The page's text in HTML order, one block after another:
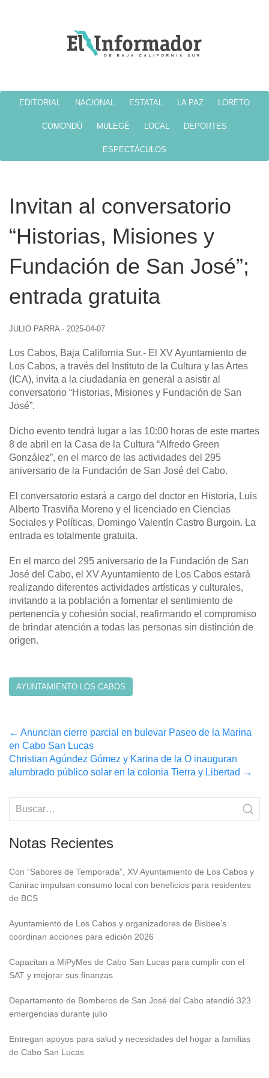
EDITORIAL NACIONAL ESTATAL LA PAZ LORETO
COMONDÚ MULEGÉ LOCAL DEPORTES
ESPECTÁCULOS
Invitan al conversatorio
“Historias, Misiones y
Fundación de San José”;
entrada gratuita
JULIO PARRA · 2025-04-07
Los Cabos, Baja California Sur.- El XV Ayuntamiento de
Los Cabos, a través del Instituto de la Cultura y las Artes
(ICA), invita a la ciudadanía en general a asistir al
conversatorio “Historias, Misiones y Fundación de San
José”.
Dicho evento tendrá lugar a las 10:00 horas de este martes
8 de abril en la Casa de la Cultura “Alfredo Green
González”, en el marco de las actividades del 295
aniversario de la Fundación de San José del Cabo.
El conversatorio estará a cargo del doctor en Historia, Luis
Alberto Trasviña Moreno y el licenciado en Ciencias
Sociales y Políticas, Domingo Valentín Castro Burgoin. La
entrada es totalmente gratuita.
En el marco del 295 aniversario de la Fundación de San
José del Cabo, el XV Ayuntamiento de Los Cabos estará
realizando diferentes actividades artísticas y culturales,
invitando a la población a fomentar el sentimiento de
pertenencia y cohesión social, reafirmando el compromiso
de brindar atención a todas las personas sin distinción de
origen.
AYUNTAMIENTO LOS CABOS
Post
navigation
← Anuncian cierre parcial en bulevar Paseo de la Marina
en Cabo San Lucas
Christian Agúndez Gómez y Karina de la O inauguran
alumbrado público solar en la colonia Tierra y Libertad →
Notas Recientes
Con “Sabores de Temporada”, XV Ayuntamiento de Los Cabos y
Canirac impulsan consumo local con beneficios para residentes
de BCS
Ayuntamiento de Los Cabos y organizadores de Bisbee’s
coordinan acciones para edición 2026
Capacitan a MiPyMes de Cabo San Lucas para cumplir con el
SAT y mejorar sus finanzas
Departamento de Bomberos de San José del Cabo atendió 323
emergencias durante julio
Entregan apoyos para salud y necesidades del hogar a familias
de Cabo San Lucas